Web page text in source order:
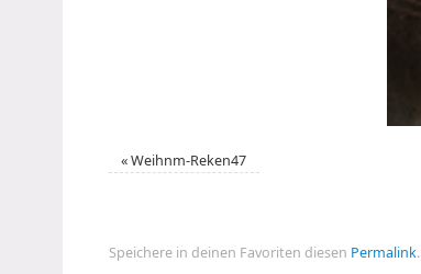
«Weihnm-Reken47
Speichere in deinen Favoriten diesen Permalink.